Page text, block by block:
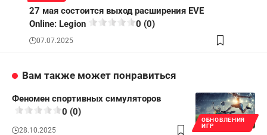
27 мая состоится выход расширения EVE
Online: Legion
0 (0)
07.07.2025
Вам также может понравиться
ОБНОВЛЕНИЯ
ИГР
Феномен спортивных симуляторов
0 (0)
28.10.2025